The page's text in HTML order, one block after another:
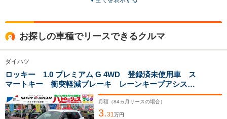
サイズ
全高
1.83m～1.92m
全幅
1.58m～1.78m
3.66m～4.1m
5ドア
1.62m
全幅
1.7m
全長
4m
お探しの車種でリースできるクルマ
ダイハツ
ロッキー 1.0 プレミアム G 4WD 登録済未使用車 ス
マートキー 衝突軽減ブレーキ レーンキープアシス
ト オートライト ADB オートエアコン シートヒー
ター ACC ステアリングスイッチ ワイパーデアイサ
ー フォグライト前後 純正17インチAW
月額（84ヵ月リースの場合）
3.31 万円